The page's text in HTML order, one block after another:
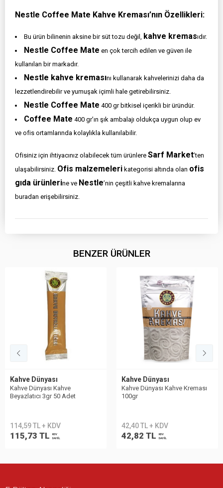
Nestle Coffee Mate Kahve Kreması’nın Özellikleri:
Bu ürün bilinenin aksine bir süt tozu değil, kahve kremasıdır.
Nestle Coffee Mate en çok tercih edilen ve güven ile
kullanılan bir markadır.
Nestle kahve kremasını kullanarak kahvelerinizi daha da
lezzetlendirebilir ve yumuşak içimli hale getirebilirsiniz.
Nestle Coffee Mate 400 gr bitkisel içerikli bir üründür.
Coffee Mate 400 gr’ın şık ambalajı oldukça uygun olup ev
ve ofis ortamlarında kolaylıkla kullanılabilir.
Ofisiniz için ihtiyacınız olabilecek tüm ürünlere Sarf Market’ten
ulaşabilirsiniz. Ofis malzemeleri kategorisi altında olan ofis
gıda ürünlerine ve Nestle’nin çeşitli kahve kremalarına
buradan erişebilirsiniz.
BENZER ÜRÜNLER
Kahve Dünyası
Kahve Dünyası Kahve
Beyazlatıcı 3gr 50 Adet
114,59 TL + KDV
115,73 TL
KDV
DAHİL
Kahve Dünyası
Kahve Dünyası Kahve Kreması
100gr
42,40 TL + KDV
42,82 TL
KDV
DAHİL